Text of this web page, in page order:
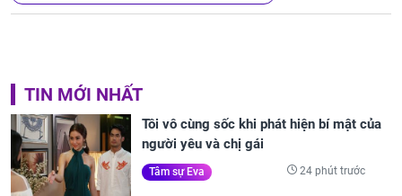
TIN MỚI NHẤT
Tôi vô cùng sốc khi phát hiện bí mật của
người yêu và chị gái
Tâm sự Eva 24 phút trước